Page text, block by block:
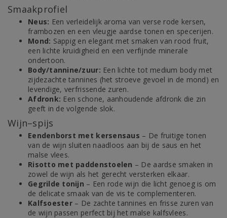
Smaakprofiel
Neus: Een verleidelijk aroma van verse rode kersen,
frambozen en een vleugje aardse tonen en specerijen.
Mond: Sappig en elegant met smaken van rood fruit,
een lichte kruidigheid en een verfijnde minerale
ondertoon.
Body/tannine/zuur: Een lichte tot medium body met
zijdezachte tannines (het stroeve gevoel in de mond) en
levendige, verfrissende zuren.
Afdronk: Een schone, aanhoudende afdronk die zin
geeft in de volgende slok.
Wijn–spijs
Eendenborst met kersensaus – De fruitige tonen
van de wijn sluiten naadloos aan bij de saus en het
malse vlees.
Risotto met paddenstoelen – De aardse smaken in
zowel de wijn als het gerecht versterken elkaar.
Gegrilde tonijn – Een rode wijn die licht genoeg is om
de delicate smaak van de vis te complementeren.
Kalfsoester– De zachte tannines en frisse zuren van
de wijn passen perfect bij het malse kalfsvlees.